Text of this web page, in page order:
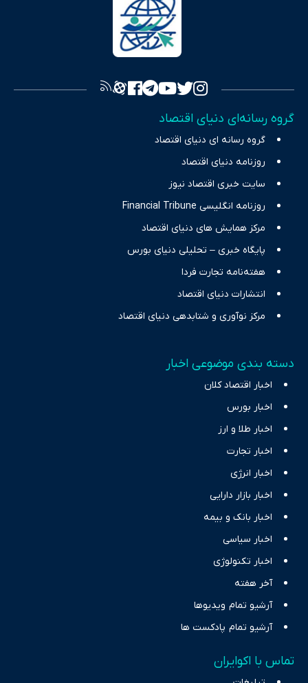
اطلاع‌رسانی صرف، به تبیین سیاست‌ها و کارکردهای بازارهای مالی،
سرمایه‌گذاری، تجارت و حوزه‌های نوظهور می‌پردازد. اکوایران با پایبندی
به اصول «انصاف، امانت و صداقت»، بستری برای انعکاس آراء متنوع
تصویری شفاف از واقعیت‌های اقتصادی ارائه دهد. ما در اکوایران با
چالش‌های فقر و بیکاری را جست‌وجو کرده و در کنار تحلیل آمارها،
نیازهای خبری مخاطبان در حوزه‌های اثرگذار بر اقتصاد را با رویکردی
حرفه‌ای و روزآمد پوشش می‌دهیم.
گروه رسانه‌ای دنیای اقتصاد
گروه رسانه ای دنیای اقتصاد
روزنامه دنیای اقتصاد
سایت خبری اقتصاد نیوز
روزنامه انگلیسی Financial Tribune
مرکز همایش های دنیای اقتصاد
پایگاه خبری – تحلیلی دنیای بورس
هفته‌نامه تجارت فردا
انتشارات دنیای اقتصاد
مرکز نوآوری و شتابدهی دنیای اقتصاد
دسته بندی موضوعی اخبار
اخبار اقتصاد کلان
اخبار بورس
اخبار طلا و ارز
اخبار تجارت
اخبار انرژی
اخبار بازار دارایی
اخبار بانک و بیمه
اخبار سیاسی
اخبار تکنولوژی
آخر هفته
آرشیو تمام ویدیوها
آرشیو تمام پادکست ها
تماس با اکوایران